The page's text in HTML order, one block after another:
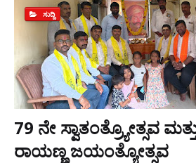
ಸುದ್ದಿ
79 ನೇ ಸ್ವಾತಂತ್ರ್ಯೋತ್ಸವ
ರಾಯಣ್ಣ ಜಯಂತ್ಯೋತ್ಸವ